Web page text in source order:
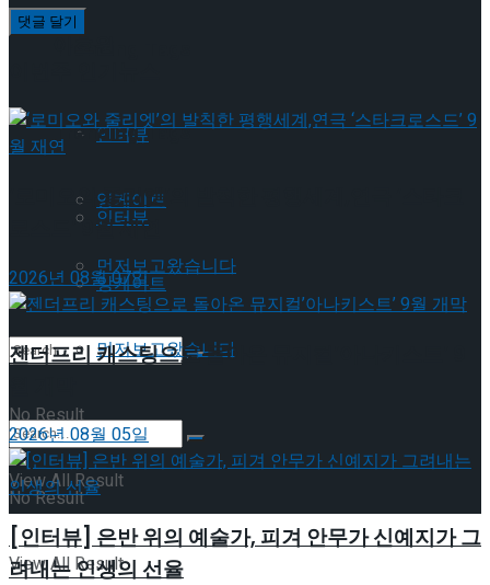
인터뷰
앙케이트
먼저보고왔습니다
No Result
View All Result
Trending Tags
인터뷰
앙케이트
먼저보고왔습니다
No Result
View All Result
‘로미오와 줄리엣’의 발칙한 평행세계,연극 ‘스타크
로스드’ 9월 재연
2026년 08월 07일
젠더프리 캐스팅으로 돌아온 뮤지컬’아나키스트’ 9
2026년 08월 05일
[인터뷰] 은반 위의 예술가, 피겨 안무가 신예지가 그
려내는 인생의 선율